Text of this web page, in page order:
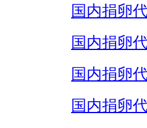
国内捐卵
国内捐卵
国内捐卵
国内捐卵